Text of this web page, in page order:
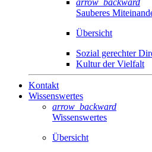
arrow_backward
Sauberes
Übersicht
Sozial gerechter
Kultur der Vielfalt
Kontakt
Wissenswertes
arrow_backward
Wissenswertes
Übersicht